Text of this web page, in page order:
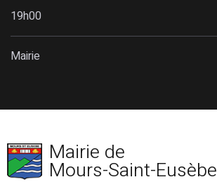
19h00
Mairie
Mairie de
Mours-Saint-Eusèbe